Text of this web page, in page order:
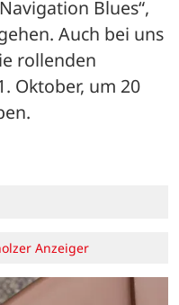
Blues“,
Auch bei uns
rollenden
Oktober, um 20
Anzeiger